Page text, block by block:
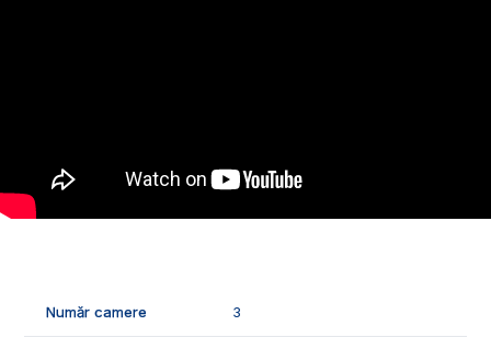
🌡️Confortul termic este asigurat de centrala termica cu
incalzire in pardoseala, geamurile si usile de termopan,
izolatia termica, aer conditionat.
- usi interioare celulare.
Număr camere 3